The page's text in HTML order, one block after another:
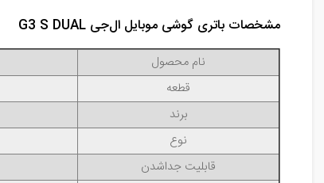
مشخصات باتری گوشی موبایل ال‌جی G3 S DUAL
نام محصول
قطعه
برند
نوع
قابلیت جداشدن